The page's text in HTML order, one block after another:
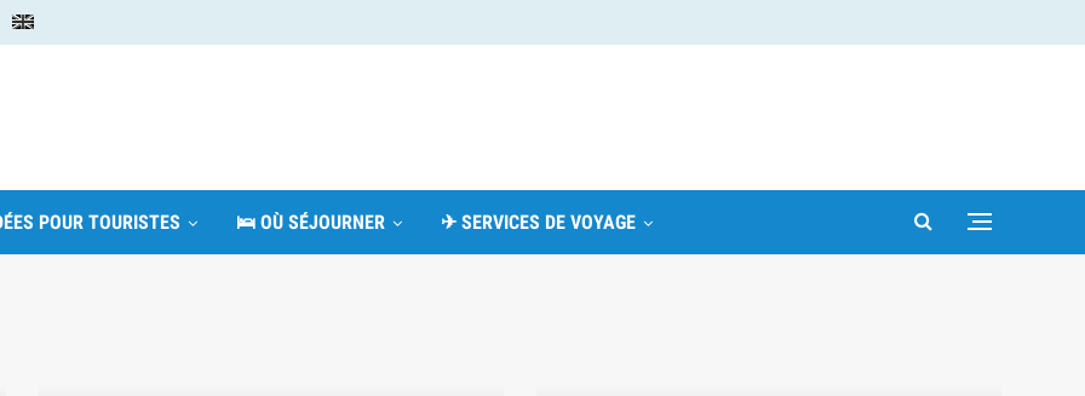
POUR TOURISTES 🛌 OÙ SÉJOURNER ✈ SERVICES DE VOYAGE